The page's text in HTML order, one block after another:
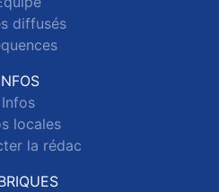
diffusés
Infos
locales
la rédac